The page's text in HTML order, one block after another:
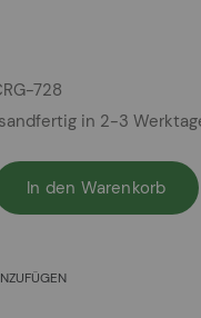
728
in 2-3
In den Warenkorb